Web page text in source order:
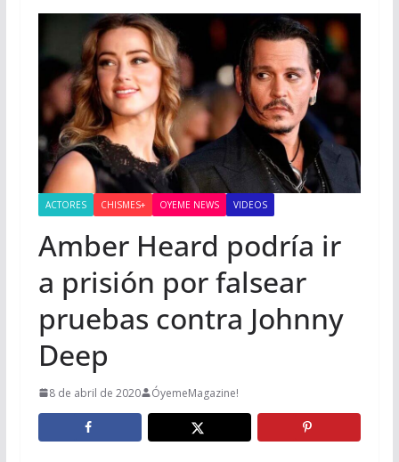
ACTORES CHISMES+ OYEME NEWS VIDEOS
Amber Heard podría ir
a prisión por falsear
pruebas contra Johnny
Deep
8 de abril de 2020 ÓyemeMagazine!